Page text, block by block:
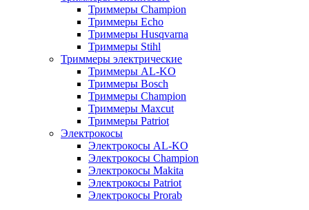
Триммеры Champion
Триммеры Echo
Триммеры Husqvarna
Триммеры Stihl
Триммеры электрические
Триммеры AL-KO
Триммеры Bosch
Триммеры Champion
Триммеры Maxcut
Триммеры Patriot
Электрокосы
Электрокосы AL-KO
Электрокосы Champion
Электрокосы Makita
Электрокосы Patriot
Электрокосы Prorab